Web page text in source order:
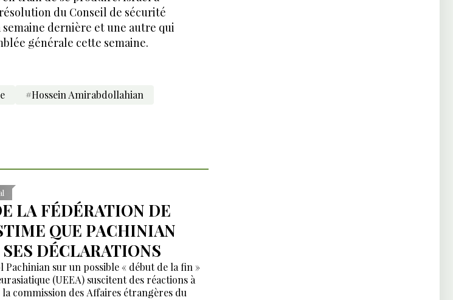
du Conseil de sécurité
dernière et une autre qui
générale cette semaine.
#Hossein Amirabdollahian
LA FÉDÉRATION DE
QUE PACHINIAN
DÉCLARATIONS
Pachinian sur un possible « début de la fin »
(UEEA) suscitent des réactions à
commission des Affaires étrangères du